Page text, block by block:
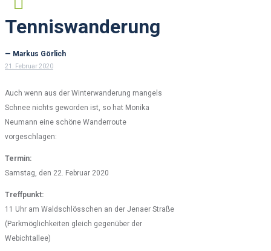
Tenniswanderung
— Markus Görlich
21. Februar 2020
Auch wenn aus der Winterwanderung mangels
Schnee nichts geworden ist, so hat Monika
Neumann eine schöne Wanderroute
vorgeschlagen:
Termin:
Samstag, den 22. Februar 2020
Treffpunkt:
11 Uhr am Waldschlösschen an der Jenaer Straße
(Parkmöglichkeiten gleich gegenüber der
Webichtallee)